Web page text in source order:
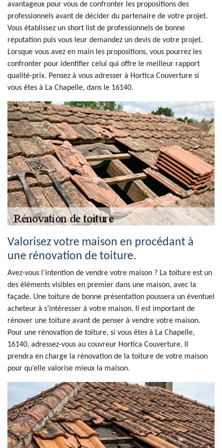
avantageux pour vous de confronter les propositions des
professionnels avant de décider du partenaire de votre projet.
Vous établissez un short list de professionnels de bonne
réputation puis vous leur demandez un devis de votre projet.
Lorsque vous avez en main les propositions, vous pourrez les
confronter pour identifier celui qui offre le meilleur rapport
qualité-prix. Pensez à vous adresser à Hortica Couverture si
vous êtes à La Chapelle, dans le 16140.
Valorisez votre maison en procédant à
une rénovation de toiture.
Avez-vous l’intention de vendre votre maison ? La toiture est un
des éléments visibles en premier dans une maison, avec la
façade. Une toiture de bonne présentation poussera un éventuel
acheteur à s’intéresser à votre maison. Il est important de
rénover une toiture avant de penser à vendre votre maison.
Pour une rénovation de toiture, si vous êtes à La Chapelle,
16140, adressez-vous au couvreur Hortica Couverture. Il
prendra en charge la rénovation de la toiture de votre maison
pour qu’elle valorise mieux la maison.